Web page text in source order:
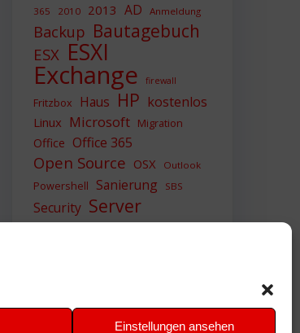
Einstellungen ansehen
365 2010 2013 AD Anmeldung
Backup Bautagebuch
ESX ESXI
Exchange firewall
Fritzbox Haus HP kostenlos
Linux Microsoft Migration
Office Office 365
Open Source OSX Outlook
Powershell Sanierung SBS
Security Server
Sicherheit SIEM
VMWare VPN WAZUH